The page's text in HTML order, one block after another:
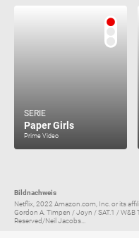
SERIE
Paper Girls
Prime Video
Bildnachweis
Netflix, 2022 Amazon.com, Inc. or its
Gordon A. Timpen / Joyn / SAT.1 / W&B
Reserved/Neil Jacobs...